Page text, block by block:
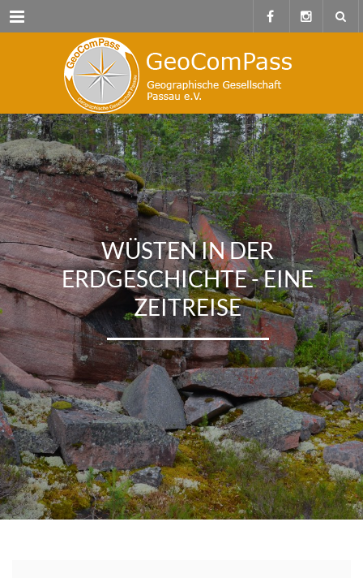
Menu
WÜSTEN IN DER
ERDGESCHICHTE - EINE
ZEITREISE